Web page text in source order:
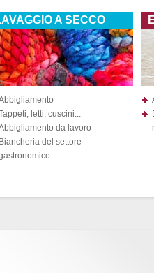
A SECCO
letti, cuscini...
da lavoro
Biancheria del settore